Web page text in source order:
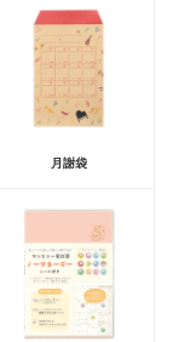
月謝袋